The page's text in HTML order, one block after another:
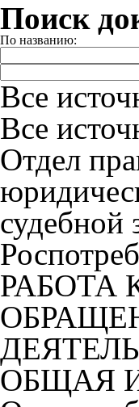
Поиск
По названию:
Все
Все
Отдел
судебной
РАБОТА
ОБЩАЯ